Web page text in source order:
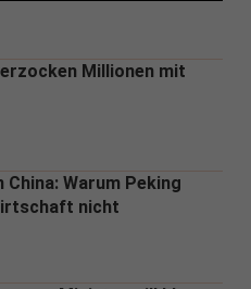
Millionen mit
China: Warum Peking
nicht